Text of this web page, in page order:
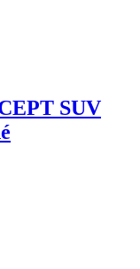
SUV